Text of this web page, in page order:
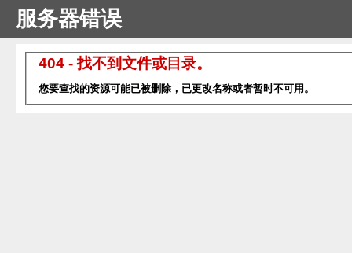
服务器错误
404 - 找不到文件或目录。
您要查找的资源可能已被删除，已更改名称或者暂时不可用。